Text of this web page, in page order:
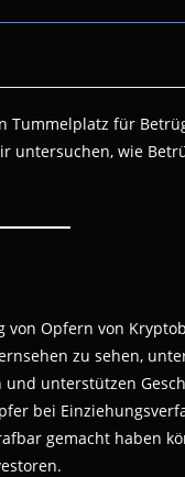
für
untersuchen, wie
Opfern von
zu sehen,
unterstützen
bei
gemacht haben